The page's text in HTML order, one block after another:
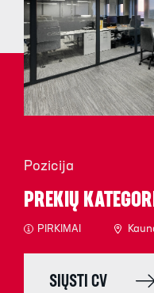
Pozicija
PREKIŲ
PIRKIMAI
SIŲSTI CV